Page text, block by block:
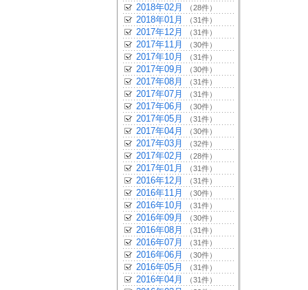
2018年02月 （28件）
2018年01月 （31件）
2017年12月 （31件）
2017年11月 （30件）
2017年10月 （31件）
2017年09月 （30件）
2017年08月 （31件）
2017年07月 （31件）
2017年06月 （30件）
2017年05月 （31件）
2017年04月 （30件）
2017年03月 （32件）
2017年02月 （28件）
2017年01月 （31件）
2016年12月 （31件）
2016年11月 （30件）
2016年10月 （31件）
2016年09月 （30件）
2016年08月 （31件）
2016年07月 （31件）
2016年06月 （30件）
2016年05月 （31件）
2016年04月 （31件）